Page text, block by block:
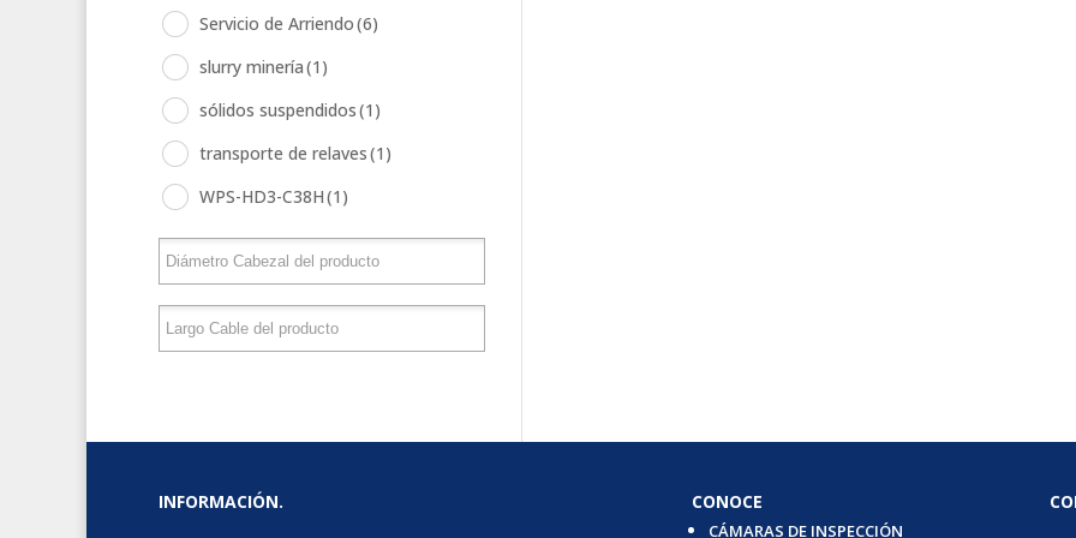
Servicio de Arriendo(6)
slurry minería(1)
sólidos suspendidos(1)
transporte de relaves(1)
WPS-HD3-C38H(1)
INFORMACIÓN.
CONOCE
CÁMARAS DE INSPECCIÓN